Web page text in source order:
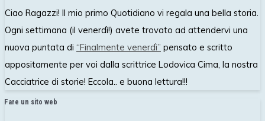
Ciao Ragazzi! Il mio primo Quotidiano vi regala una bella storia.
Ogni settimana (il venerdì!) avete trovato ad attendervi una
nuova puntata di “Finalmente venerdì” pensato e scritto
appositamente per voi dalla scrittrice Lodovica Cima, la nostra
Cacciatrice di storie! Eccola.. e buona lettura!!!
Fare un sito web